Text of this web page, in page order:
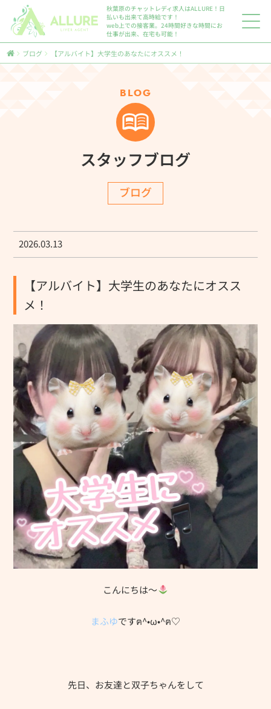
秋葉原のチャットレディ求人はALLURE！日
払いも出来て高時給です！
web上での接客業。24時間好きな時間にお
仕事が出来、在宅も可能！
ブログ 【アルバイト】大学生のあなたにオススメ！
BLOG
スタッフブログ
ブログ
2026.03.13
【アルバイト】大学生のあなたにオスス
メ！
こんにちは～
まふゆですฅ^•ω•^ฅ♡
先日、お友達と双子ちゃんをして